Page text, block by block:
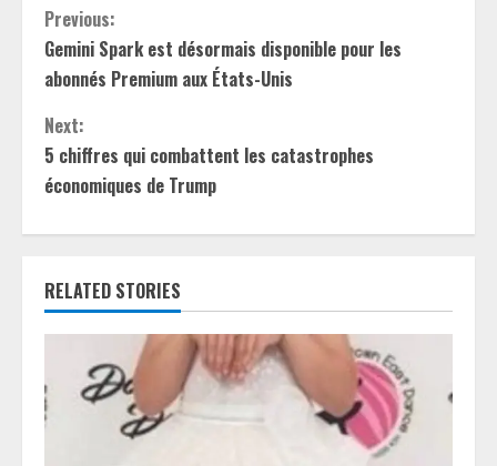
C
o
n
t
u
R
Previous:
Gemini Spark est désormais disponible pour les
abonnés Premium aux États-Unis
Next:
5 chiffres qui combattent les catastrophes
économiques de Trump
RELATED STORIES